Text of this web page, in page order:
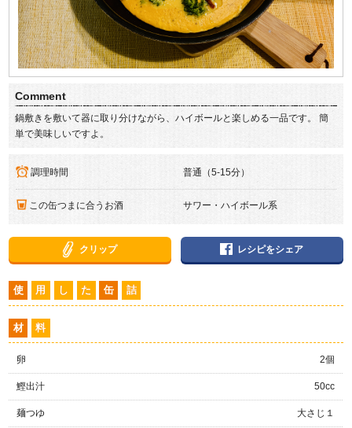
Comment
鍋敷きを敷いて器に取り分けながら、ハイボールと楽しめる一品です。 簡
単で美味しいですよ。
調理時間 普通（5-15分）
この缶つまに合うお酒 サワー・ハイボール系
クリップ レシピをシェア
使 用 し た 缶 詰
材 料
卵 2個
鰹出汁 50cc
麺つゆ 大さじ１